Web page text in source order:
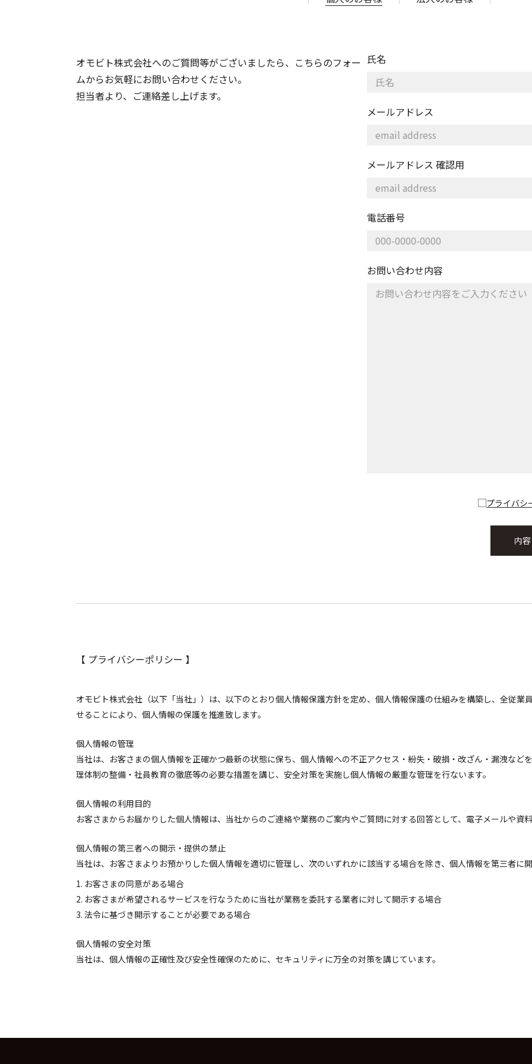
オモビト株式会社へのご質問等がございましたら、こちらのフォー
ムからお気軽にお問い合わせください。
担当者より、ご連絡差し上げます。
氏名
メールアドレス
メールアドレス 確認用
電話番号
お問い合わせ内容
プライバシ
【 プライバシーポリシー 】
オモビト株式会社（以下「当社」）は、以下のとおり個人情報保護方針を定め、個人情報保護の仕組みを構築し、全従業
せることにより、個人情報の保護を推進致します。
個人情報の管理
当社は、お客さまの個人情報を正確かつ最新の状態に保ち、個人情報への不正アクセス・紛失・破損・改ざん・漏洩など
理体制の整備・社員教育の徹底等の必要な措置を講じ、安全対策を実施し個人情報の厳重な管理を行ないます。
個人情報の利用目的
お客さまからお届かりした個人情報は、当社からのご連絡や業務のご案内やご質問に対する回答として、電子メールや資
個人情報の第三者への開示・提供の禁止
当社は、お客さまよりお預かりした個人情報を適切に管理し、次のいずれかに該当する場合を除き、個人情報を第三者に開
お客さまの同意がある場合
お客さまが希望されるサービスを行なうために当社が業務を委託する業者に対して開示する場合
法令に基づき開示することが必要である場合
個人情報の安全対策
当社は、個人情報の正確性及び安全性確保のために、セキュリティに万全の対策を講じています。